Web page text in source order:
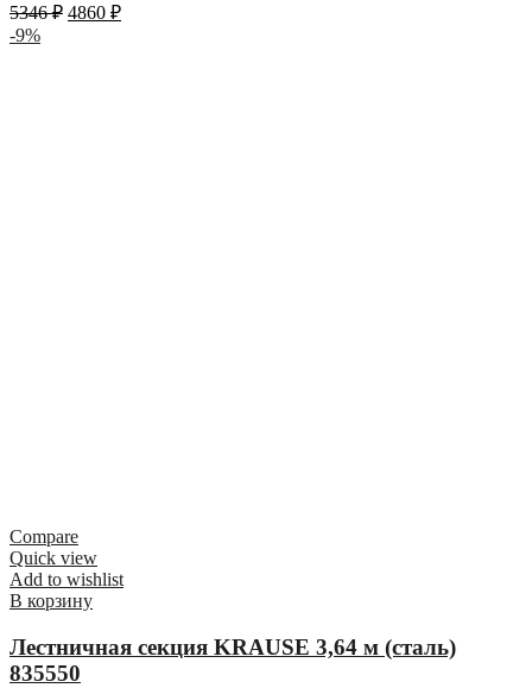
5346₽ 4860 ₽
-9%
Compare
Quick view
Add to wishlist
В корзину
Лестничная секция KRAUSE 3,64 м (сталь)
835550